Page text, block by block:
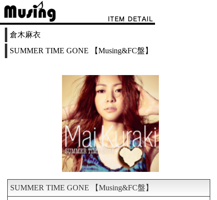
倉木麻衣
SUMMER TIME GONE 【Musing&FC盤】
SUMMER TIME GONE 【Musing&FC盤】